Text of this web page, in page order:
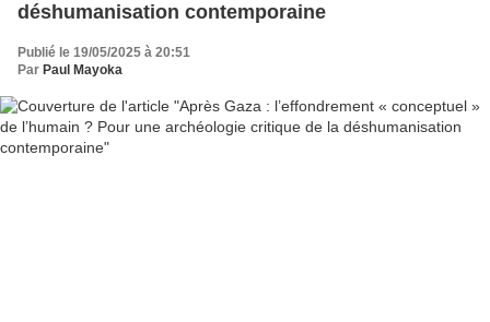
déshumanisation contemporaine
Publié le 19/05/2025 à 20:51
Par Paul Mayoka